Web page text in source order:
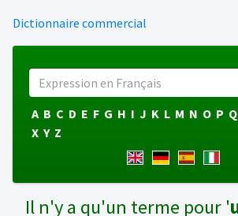
Dictionnaire commercial
A B C D E F G H I J K L M N O P Q
X Y Z
Il n'y a qu'un terme pour '